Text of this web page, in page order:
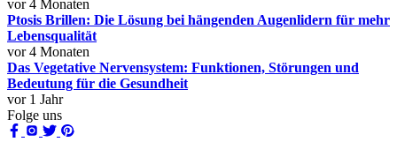
vor 4 Monaten
Ptosis Brillen: Die Lösung bei hängenden Augenlidern für mehr
Lebensqualität
vor 4 Monaten
Das Vegetative Nervensystem: Funktionen, Störungen und
Bedeutung für die Gesundheit
vor 1 Jahr
Folge uns